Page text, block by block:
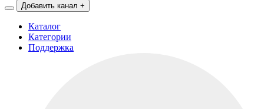
Добавить канал +
Каталог
Категории
Поддержка